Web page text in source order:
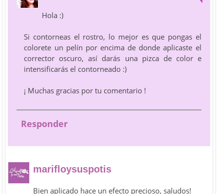
Hola :)
Si contorneas el rostro, lo mejor es que pongas el
colorete un pelín por encima de donde aplicaste el
corrector oscuro, así darás una pizca de color e
intensificarás el contorneado :)
¡ Muchas gracias por tu comentario !
Responder
marifloysuspotis
Bien aplicado hace un efecto precioso, saludos!